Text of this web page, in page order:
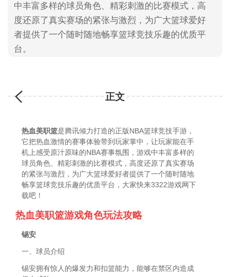
中丰富多样的球员角色、精彩刺激的比赛模式，高
度还原了真实赛场的紧张与激烈，为广大篮球爱好
者提供了一个随时随地畅享篮球竞技乐趣的优质平
台。
正文
热血美职篮是腾讯倾力打造的正版NBA篮球竞技手游，
它把热血激情的赛事体验带到玩家掌中，让玩家能在手
机上感受原汁原味的NBA赛事氛围，游戏中丰富多样的
球员角色、精彩刺激的比赛模式，高度还原了真实赛场
的紧张与激烈，为广大篮球爱好者提供了一个随时随地
畅享篮球竞技乐趣的优质平台，大家快来3322游戏网下
载吧！
热血美职篮游戏角色玩法攻略
锡安
一、球员介绍
锡安拥有惊人的爆发力和扣篮能力，能够在禁区内造成